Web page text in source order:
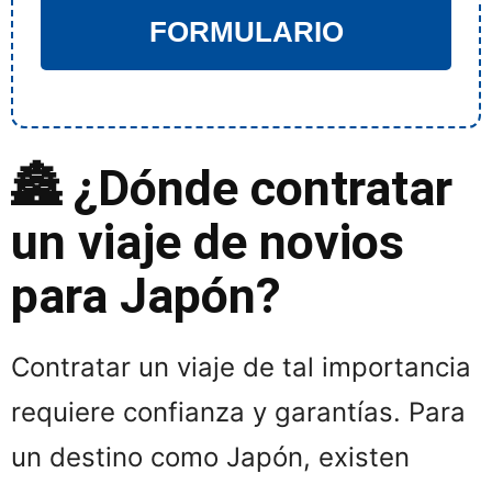
FORMULARIO
🏯 ¿Dónde contratar
un viaje de novios
para Japón?
Contratar un viaje de tal importancia
requiere confianza y garantías. Para
un destino como Japón, existen